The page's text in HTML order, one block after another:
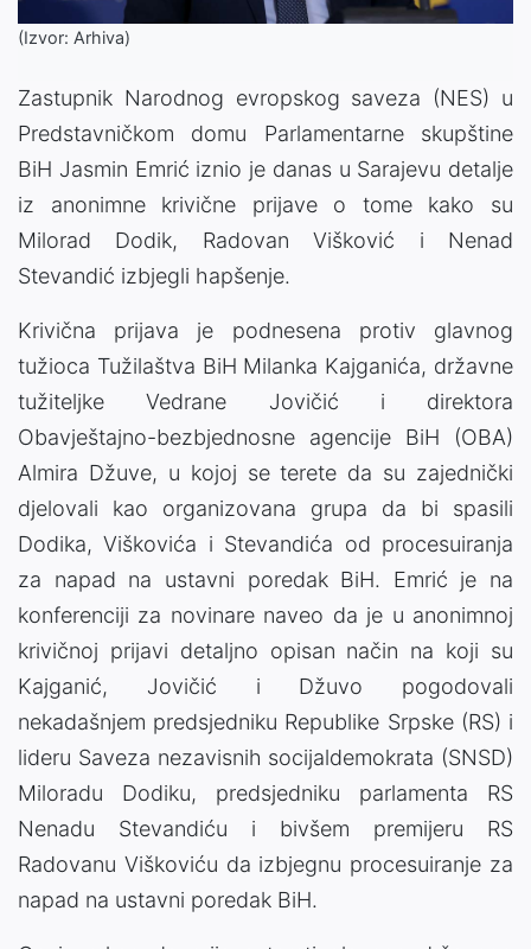
(Izvor: Arhiva)
Zastupnik Narodnog evropskog saveza (NES) u
Predstavničkom domu Parlamentarne skupštine
BiH Jasmin Emrić iznio je danas u Sarajevu detalje
iz anonimne krivične prijave o tome kako su
Milorad Dodik, Radovan Višković i Nenad
Stevandić izbjegli hapšenje.
Krivična prijava je podnesena protiv glavnog
tužioca Tužilaštva BiH Milanka Kajganića, državne
tužiteljke Vedrane Jovičić i direktora
Obavještajno-bezbjednosne agencije BiH (OBA)
Almira Džuve, u kojoj se terete da su zajednički
djelovali kao organizovana grupa da bi spasili
Dodika, Viškovića i Stevandića od procesuiranja
za napad na ustavni poredak BiH. Emrić je na
konferenciji za novinare naveo da je u anonimnoj
krivičnoj prijavi detaljno opisan način na koji su
Kajganić, Jovičić i Džuvo pogodovali
nekadašnjem predsjedniku Republike Srpske (RS) i
lideru Saveza nezavisnih socijaldemokrata (SNSD)
Miloradu Dodiku, predsjedniku parlamenta RS
Nenadu Stevandiću i bivšem premijeru RS
Radovanu Viškoviću da izbjegnu procesuiranje za
napad na ustavni poredak BiH.